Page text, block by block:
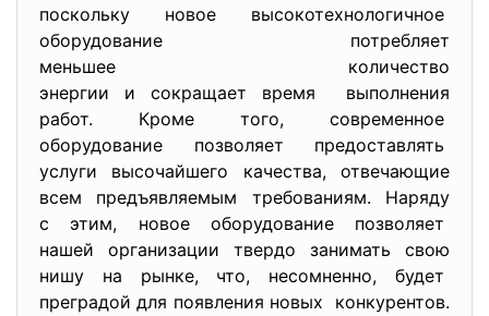
поскольку новое высокотехнологичное
оборудование потребляет
меньшее количество
энергии и сокращает время выполнения
работ. Кроме того, современное
оборудование позволяет предоставлять
услуги высочайшего качества, отвечающие
всем предъявляемым требованиям. Наряду
с этим, новое оборудование позволяет
нашей организации твердо занимать свою
нишу на рынке, что, несомненно, будет
преградой для появления новых конкурентов.